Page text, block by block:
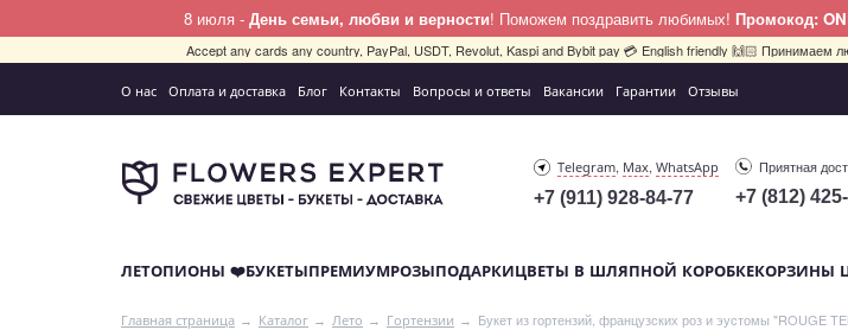
8 июля - День семьи, любви и верности! Поможем поздравить любимых! Промокод:
Accept any cards any country, PayPal, USDT, Revolut, Kaspi and Bybit pay 💳 English friendly 🙌🏻
О нас Оплата и доставка Блог Контакты Вопросы и ответы Вакансии Гарантии Отзывы
Telegram, Max,WhatsApp
+7 (911) 928-84-77
Приятная
+7 (812)
ЛЕТОПИОНЫ ❤️БУКЕТЫПРЕМИУМРОЗЫПОДАРКИЦВЕТЫ В ШЛЯПНОЙ КОРОБКЕКОРЗИНЫ
Главная страница Каталог Лето Гортензии Букет из гортензий, французских роз и эустомы "ROUGE